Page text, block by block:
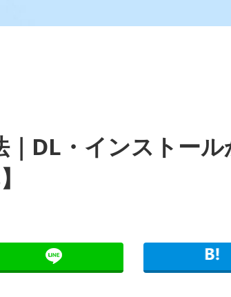
DL・インストー